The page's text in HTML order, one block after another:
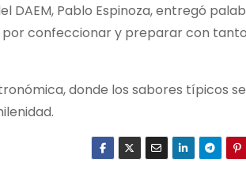
DAEM, Pablo Espinoza, entregó
por confeccionar y preparar con
donde los sabores típicos se